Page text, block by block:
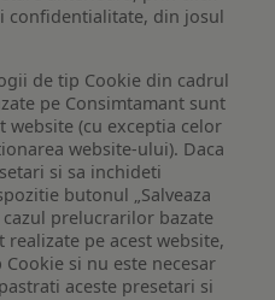
confidentialitate, din josul
de tip Cookie din cadrul
pe Consimtamant sunt
website (cu exceptia celor
website-ului). Daca
si sa inchideti
butonul „Salveaza
prelucrarilor bazate
pe acest website,
si nu este necesar
aceste presetari si